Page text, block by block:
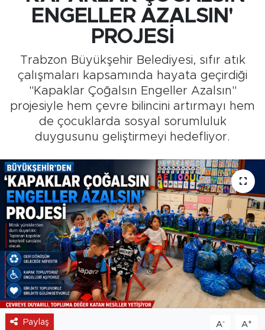
ENGELLER AZALSIN'
PROJESİ
Trabzon Büyükşehir Belediyesi, sıfır atık
çalışmaları kapsamında hayata geçirdiği
"Kapaklar Çoğalsın Engeller Azalsın"
projesiyle hem çevre bilincini artırmayı hem
de çocuklarda sosyal sorumluluk
duygusunu geliştirmeyi hedefliyor.
Paylaş A- A+
Medya
Siyaset
Teknoloji
GURBETTEN SILAYA
Foto Galeri
Köşe Yazarları
Manşet
Ulusal Son Dakika Haberleri